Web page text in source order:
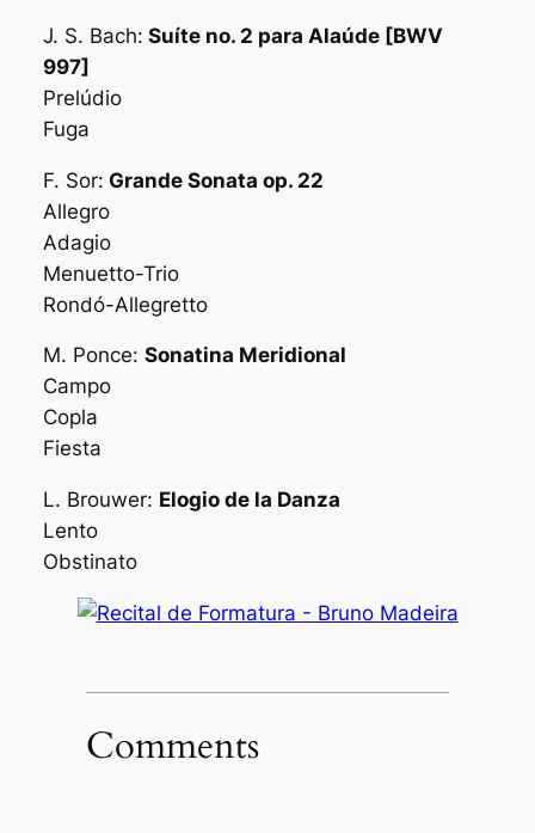
J. S. Bach: Suíte no. 2 para Alaúde [BWV
997]
Prelúdio
Fuga
F. Sor: Grande Sonata op. 22
Allegro
Adagio
Menuetto-Trio
Rondó-Allegretto
M. Ponce: Sonatina Meridional
Campo
Copla
Fiesta
L. Brouwer: Elogio de la Danza
Lento
Obstinato
Comments